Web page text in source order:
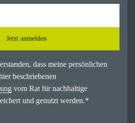
Jetzt anmelden
dass meine persönlichen
beschriebenen
vom Rat für nachhaltige
und genutzt werden.*